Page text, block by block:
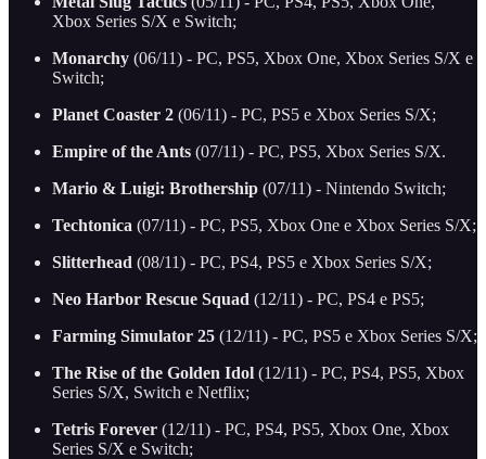
Xbox Series S/X e Switch;
Monarchy (06/11) - PC, PS5, Xbox One, Xbox Series S/X e
Switch;
Planet Coaster 2 (06/11) - PC, PS5 e Xbox Series S/X;
Empire of the Ants (07/11) - PC, PS5, Xbox Series S/X.
Mario & Luigi: Brothership (07/11) - Nintendo Switch;
Techtonica (07/11) - PC, PS5, Xbox One e Xbox Series S/X;
Slitterhead (08/11) - PC, PS4, PS5 e Xbox Series S/X;
Neo Harbor Rescue Squad (12/11) - PC, PS4 e PS5;
Farming Simulator 25 (12/11) - PC, PS5 e Xbox Series S/X;
The Rise of the Golden Idol (12/11) - PC, PS4, PS5, Xbox
Series S/X, Switch e Netflix;
Tetris Forever (12/11) - PC, PS4, PS5, Xbox One, Xbox
Series S/X e Switch;